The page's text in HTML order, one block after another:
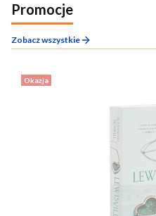
Promocje
Zobacz wszystkie
Okazja